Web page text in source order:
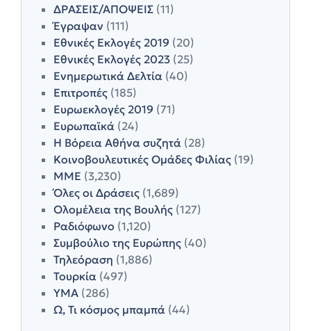
ΔΡΑΣΕΙΣ/ΑΠΟΨΕΙΣ (11)
Έγραψαν (111)
Εθνικές Εκλογές 2019 (20)
Εθνικές Εκλογές 2023 (25)
Ενημερωτικά Δελτία (40)
Επιτροπές (185)
Ευρωεκλογές 2019 (71)
Ευρωπαϊκά (24)
Η Βόρεια Αθήνα συζητά (28)
Κοινοβουλευτικές Ομάδες Φιλίας (19)
ΜΜΕ (3,230)
Όλες οι Δράσεις (1,689)
Ολομέλεια της Βουλής (127)
Ραδιόφωνο (1,120)
Συμβούλιο της Ευρώπης (40)
Τηλεόραση (1,886)
Τουρκία (497)
ΥΜΑ (286)
Ω, Τι κόσμος μπαμπά (44)